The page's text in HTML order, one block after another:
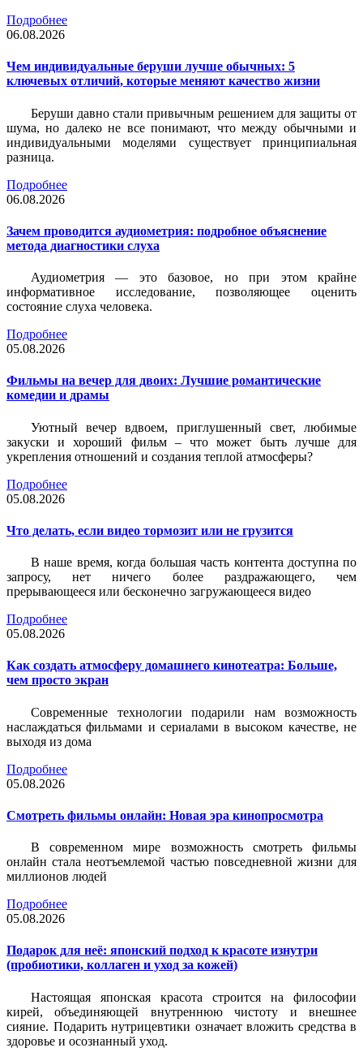
Подробнее
06.08.2026
Чем индивидуальные беруши лучше обычных: 5
ключевых отличий, которые меняют качество жизни
Беруши давно стали привычным решением для защиты от
шума, но далеко не все понимают, что между обычными и
индивидуальными моделями существует принципиальная
разница.
Подробнее
06.08.2026
Зачем проводится аудиометрия: подробное объяснение
метода диагностики слуха
Аудиометрия — это базовое, но при этом крайне
информативное исследование, позволяющее оценить
состояние слуха человека.
Подробнее
05.08.2026
Фильмы на вечер для двоих: Лучшие романтические
комедии и драмы
Уютный вечер вдвоем, приглушенный свет, любимые
закуски и хороший фильм – что может быть лучше для
укрепления отношений и создания теплой атмосферы?
Подробнее
05.08.2026
Что делать, если видео тормозит или не грузится
В наше время, когда большая часть контента доступна по
запросу, нет ничего более раздражающего, чем
прерывающееся или бесконечно загружающееся видео
Подробнее
05.08.2026
Как создать атмосферу домашнего кинотеатра: Больше,
чем просто экран
Современные технологии подарили нам возможность
наслаждаться фильмами и сериалами в высоком качестве, не
выходя из дома
Подробнее
05.08.2026
Смотреть фильмы онлайн: Новая эра кинопросмотра
В современном мире возможность смотреть фильмы
онлайн стала неотъемлемой частью повседневной жизни для
миллионов людей
Подробнее
05.08.2026
Подарок для неё: японский подход к красоте изнутри
(пробиотики, коллаген и уход за кожей)
Настоящая японская красота строится на философии
кирей, объединяющей внутреннюю чистоту и внешнее
сияние. Подарить нутрицевтики означает вложить средства в
здоровье и осознанный уход.